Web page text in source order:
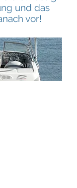
und das
vor!